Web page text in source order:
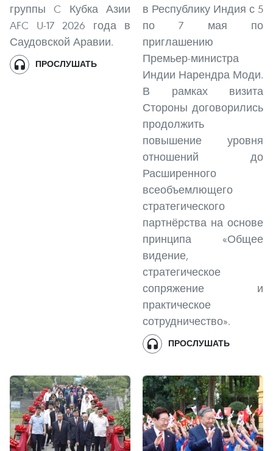
группы C Кубка Азии
AFC U-17 2026 года в
Саудовской Аравии.
ПРОСЛУШАТЬ
в Республику Индия с 5
по 7 мая по
приглашению
Премьер-министра
Индии Нарендра Моди.
В рамках визита
Стороны договорились
продолжить
повышение уровня
отношений до
Расширенного
всеобъемлющего
стратегического
партнёрства на основе
принципа «Общее
видение,
стратегическое
сопряжение и
практическое
сотрудничество».
ПРОСЛУШАТЬ